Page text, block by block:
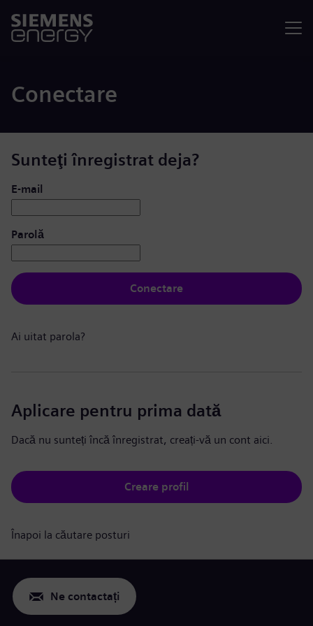
Conectare
Sunteţi înregistrat deja?
Conectare: utilizator și parolă
E-mail
Parolă
Conectare
Ai uitat parola?
Aplicare pentru prima dată
Dacă nu sunteți încă înregistrat, creați-vă un cont aici.
Creare profil
Înapoi la căutare posturi
Ne contactați